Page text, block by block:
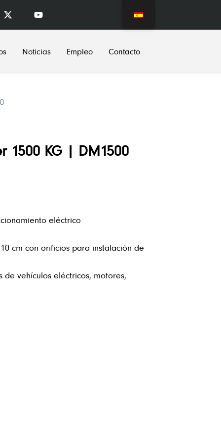
Noticias Empleo Contacto
1500 KG | DM1500
eléctrico
cm con orificios para instalación de
vehículos eléctricos, motores,